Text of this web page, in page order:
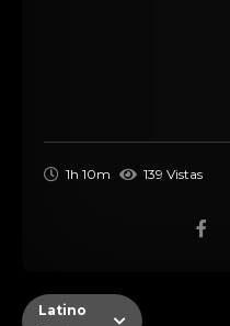
1h 10m 139 Vistas
Latino